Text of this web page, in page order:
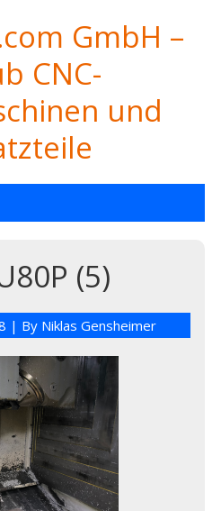
GmbH –
CNC-
und
(5)
| By Niklas Gensheimer